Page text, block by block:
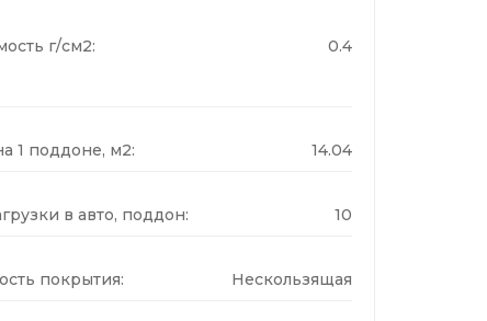
г/см2: 0.4
1 поддоне, м2: 14.04
в авто, поддон: 10
покрытия: Нескользящая